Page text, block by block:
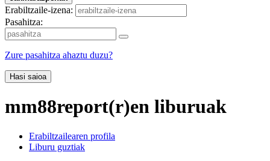
Erabiltzaile-izena:
Pasahitza:
Zure pasahitza ahaztu duzu?
Hasi saioa
mm88report(r)en liburuak
Erabiltzailearen profila
Liburu guztiak